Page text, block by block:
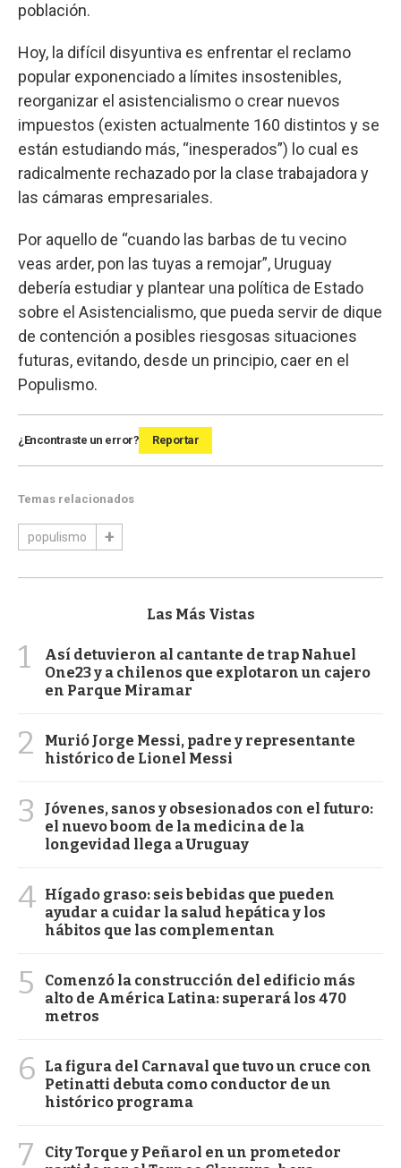
población.
Hoy, la difícil disyuntiva es enfrentar el reclamo
popular exponenciado a límites insostenibles,
reorganizar el asistencialismo o crear nuevos
impuestos (existen actualmente 160 distintos y se
están estudiando más, “inesperados”) lo cual es
radicalmente rechazado por la clase trabajadora y
las cámaras empresariales.
Por aquello de “cuando las barbas de tu vecino
veas arder, pon las tuyas a remojar”, Uruguay
debería estudiar y plantear una política de Estado
sobre el Asistencialismo, que pueda servir de dique
de contención a posibles riesgosas situaciones
futuras, evitando, desde un principio, caer en el
Populismo.
¿Encontraste un error? Reportar
Temas relacionados
populismo
Las Más Vistas
1
Así detuvieron al cantante de trap Nahuel
One23 y a chilenos que explotaron un cajero
en Parque Miramar
2
Murió Jorge Messi, padre y representante
histórico de Lionel Messi
3
Jóvenes, sanos y obsesionados con el futuro:
el nuevo boom de la medicina de la
longevidad llega a Uruguay
4 Hígado graso: seis bebidas que pueden
ayudar a cuidar la salud hepática y los
hábitos que las complementan
5
Comenzó la construcción del edificio más
alto de América Latina: superará los 470
metros
6
La figura del Carnaval que tuvo un cruce con
Petinatti debuta como conductor de un
histórico programa
7
City Torque y Peñarol en un prometedor